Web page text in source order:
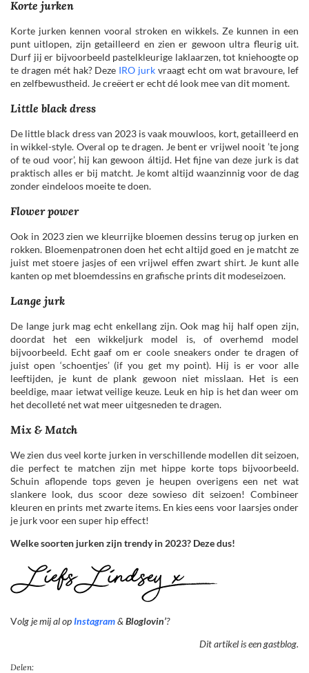
Korte jurken
Korte jurken kennen vooral stroken en wikkels. Ze kunnen in een
punt uitlopen, zijn getailleerd en zien er gewoon ultra fleurig uit.
Durf jij er bijvoorbeeld pastelkleurige laklaarzen, tot kniehoogte op
te dragen mét hak? Deze IRO jurk vraagt echt om wat bravoure, lef
en zelfbewustheid. Je creëert er echt dé look mee van dit moment.
Little black dress
De little black dress van 2023 is vaak mouwloos, kort, getailleerd en
in wikkel-style. Overal op te dragen. Je bent er vrijwel nooit ’te jong
of te oud voor’, hij kan gewoon áltijd. Het fijne van deze jurk is dat
praktisch alles er bij matcht. Je komt altijd waanzinnig voor de dag
zonder eindeloos moeite te doen.
Flower power
Ook in 2023 zien we kleurrijke bloemen dessins terug op jurken en
rokken. Bloemenpatronen doen het echt altijd goed en je matcht ze
juist met stoere jasjes of een vrijwel effen zwart shirt. Je kunt alle
kanten op met bloemdessins en grafische prints dit modeseizoen.
Lange jurk
De lange jurk mag echt enkellang zijn. Ook mag hij half open zijn,
doordat het een wikkeljurk model is, of overhemd model
bijvoorbeeld. Echt gaaf om er coole sneakers onder te dragen of
juist open ‘schoentjes’ (if you get my point). Hij is er voor alle
leeftijden, je kunt de plank gewoon niet misslaan. Het is een
beeldige, maar ietwat veilige keuze. Leuk en hip is het dan weer om
het decolleté net wat meer uitgesneden te dragen.
Mix & Match
We zien dus veel korte jurken in verschillende modellen dit seizoen,
die perfect te matchen zijn met hippe korte tops bijvoorbeeld.
Schuin aflopende tops geven je heupen overigens een net wat
slankere look, dus scoor deze sowieso dit seizoen! Combineer
kleuren en prints met zwarte items. En kies eens voor laarsjes onder
je jurk voor een super hip effect!
Welke soorten jurken zijn trendy in 2023? Deze dus!
Volg je mij al opInstagram& Bloglovin’?
Dit artikel is een gastblog.
Delen: